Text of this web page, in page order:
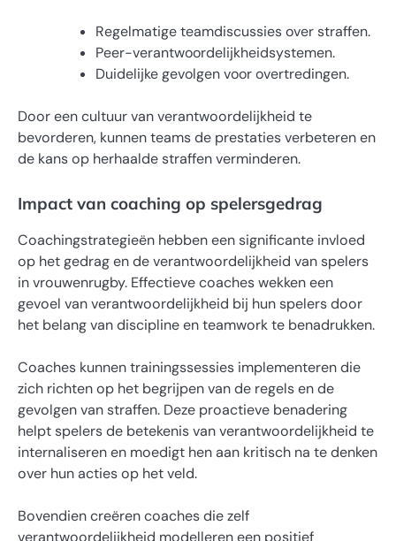
Regelmatige teamdiscussies over straffen.
Peer-verantwoordelijkheidsystemen.
Duidelijke gevolgen voor overtredingen.
Door een cultuur van verantwoordelijkheid te
bevorderen, kunnen teams de prestaties verbeteren en
de kans op herhaalde straffen verminderen.
Impact van coaching op spelersgedrag
Coachingstrategieën hebben een significante invloed
op het gedrag en de verantwoordelijkheid van spelers
in vrouwenrugby. Effectieve coaches wekken een
gevoel van verantwoordelijkheid bij hun spelers door
het belang van discipline en teamwork te benadrukken.
Coaches kunnen trainingssessies implementeren die
zich richten op het begrijpen van de regels en de
gevolgen van straffen. Deze proactieve benadering
helpt spelers de betekenis van verantwoordelijkheid te
internaliseren en moedigt hen aan kritisch na te denken
over hun acties op het veld.
Bovendien creëren coaches die zelf
verantwoordelijkheid modelleren een positief